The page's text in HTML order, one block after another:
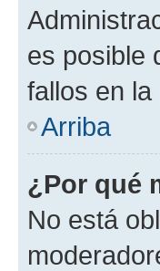
es posible
fallos en
Arriba
¿Por qué
No está